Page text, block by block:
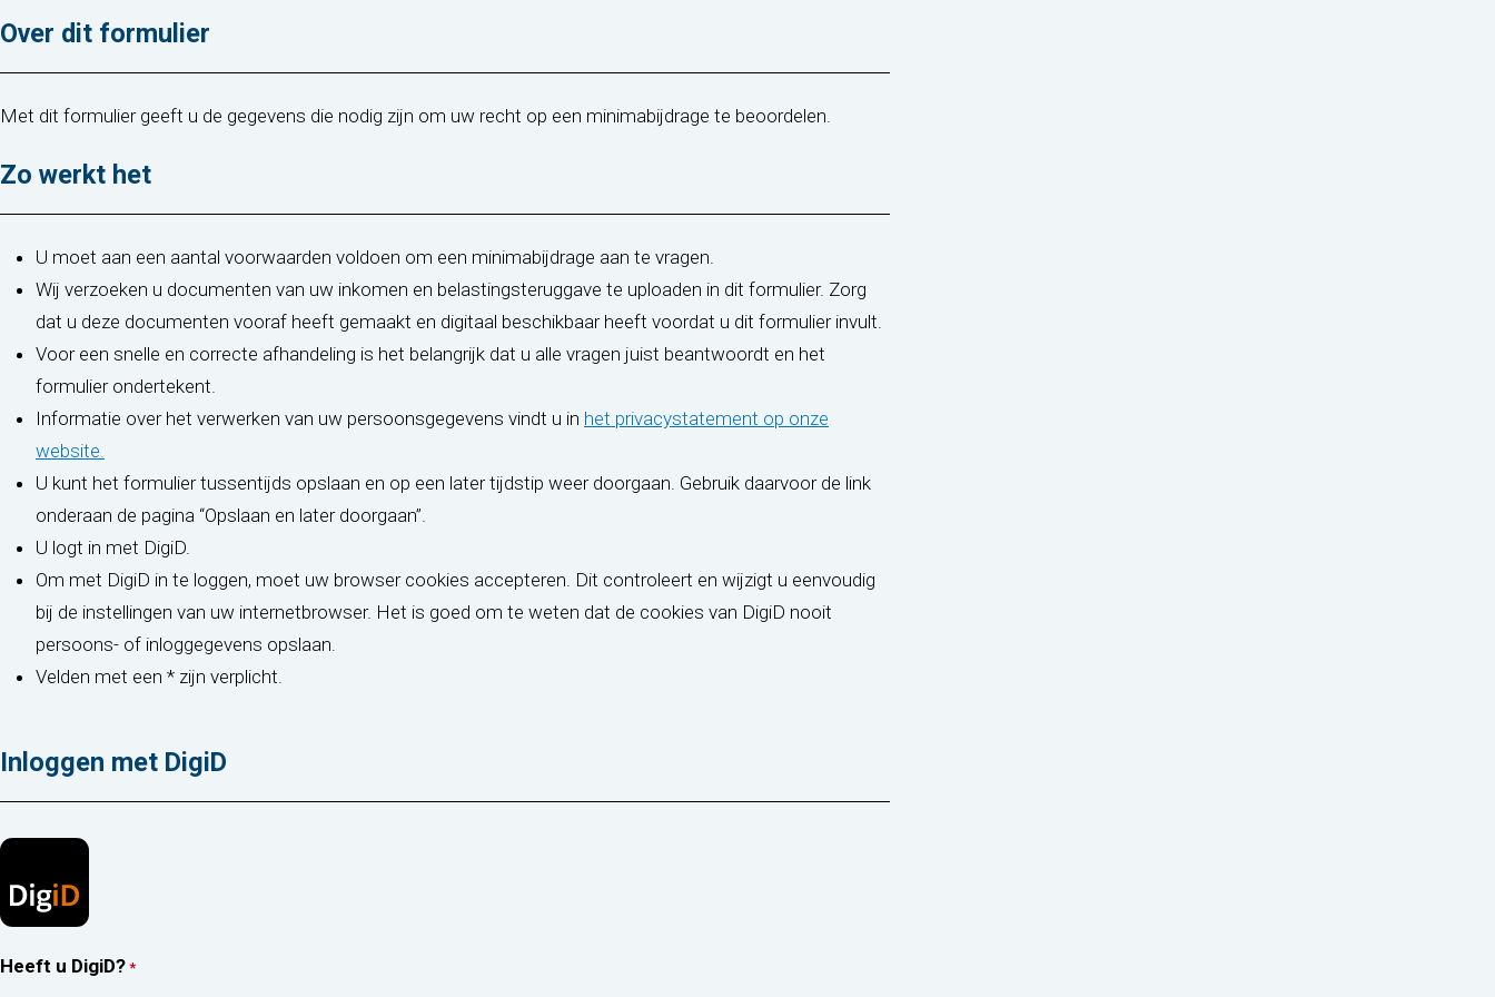
Over dit formulier
Met dit formulier geeft u de gegevens die nodig zijn om uw recht op een minimabijdrage te beoordelen.
Zo werkt het
U moet aan een aantal voorwaarden voldoen om een minimabijdrage aan te vragen.
Wij verzoeken u documenten van uw inkomen en belastingsteruggave te uploaden in dit formulier. Zorg
dat u deze documenten vooraf heeft gemaakt en digitaal beschikbaar heeft voordat u dit formulier invult.
Voor een snelle en correcte afhandeling is het belangrijk dat u alle vragen juist beantwoordt en het
formulier ondertekent.
Informatie over het verwerken van uw persoonsgegevens vindt u in het privacystatement op onze
website.
U kunt het formulier tussentijds opslaan en op een later tijdstip weer doorgaan. Gebruik daarvoor de link
onderaan de pagina “Opslaan en later doorgaan”.
U logt in met DigiD.
Om met DigiD in te loggen, moet uw browser cookies accepteren. Dit controleert en wijzigt u eenvoudig
bij de instellingen van uw internetbrowser. Het is goed om te weten dat de cookies van DigiD nooit
persoons- of inloggegevens opslaan.
Velden met een * zijn verplicht.
Inloggen met DigiD
Heeft u DigiD? *